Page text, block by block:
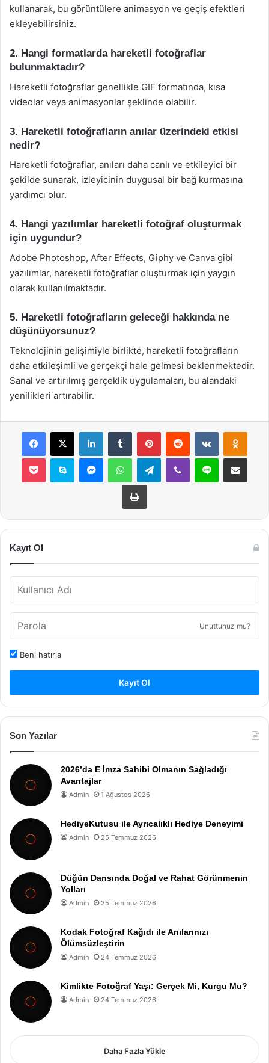
kullanarak, bu görüntülere animasyon ve geçiş efektleri
ekleyebilirsiniz.
2. Hangi formatlarda hareketli fotoğraflar
bulunmaktadır?
Hareketli fotoğraflar genellikle GIF formatında, kısa
videolar veya animasyonlar şeklinde olabilir.
3. Hareketli fotoğrafların anılar üzerindeki etkisi
nedir?
Hareketli fotoğraflar, anıları daha canlı ve etkileyici bir
şekilde sunarak, izleyicinin duygusal bir bağ kurmasına
yardımcı olur.
4. Hangi yazılımlar hareketli fotoğraf oluşturmak
için uygundur?
Adobe Photoshop, After Effects, Giphy ve Canva gibi
yazılımlar, hareketli fotoğraflar oluşturmak için yaygın
olarak kullanılmaktadır.
5. Hareketli fotoğrafların geleceği hakkında ne
düşünüyorsunuz?
Teknolojinin gelişimiyle birlikte, hareketli fotoğrafların
daha etkileşimli ve gerçekçi hale gelmesi beklenmektedir.
Sanal ve artırılmış gerçeklik uygulamaları, bu alandaki
yenilikleri artırabilir.
Facebook
X LinkedInTumblr PinterestReddit VKontakte
Pocket Skype MessengerWhatsAppTelegramViber Line E-Posta ile
Yazdır
Kayıt Ol
Unuttunuz mu?
Beni hatırla
Kayıt Ol
Son Yazılar
2026’da E İmza Sahibi Olmanın Sağladığı
Avantajlar
Admin 1 Ağustos 2026
HediyeKutusu ile Ayrıcalıklı Hediye Deneyimi
Admin 25 Temmuz 2026
Düğün Dansında Doğal ve Rahat Görünmenin
Yolları
Admin 25 Temmuz 2026
Kodak Fotoğraf Kağıdı ile Anılarınızı
Ölümsüzleştirin
Admin 24 Temmuz 2026
Kimlikte Fotoğraf Yaşı: Gerçek Mi, Kurgu Mu?
Admin 24 Temmuz 2026
Daha Fazla Yükle